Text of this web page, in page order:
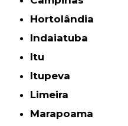
Hortolândia
Indaiatuba
Itu
Itupeva
Limeira
Marapoama